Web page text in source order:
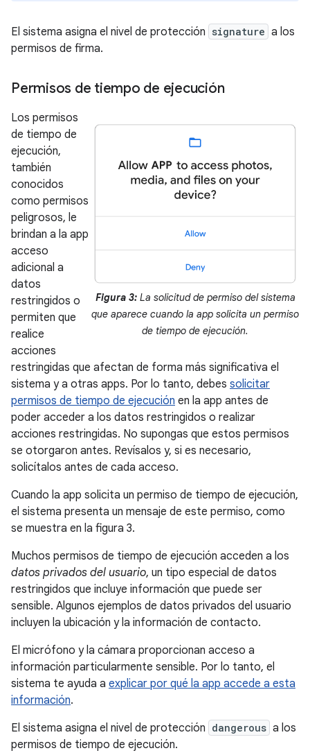
El sistema asigna el nivel de protección signature a los
permisos de firma.
Permisos de tiempo de ejecución
Figura 3:La solicitud de permiso del sistema
que aparece cuando la app solicita un permiso
de tiempo de ejecución.
Los permisos
de tiempo de
ejecución,
también
conocidos
como permisos
peligrosos, le
brindan a la app
acceso
adicional a
datos
restringidos o
permiten que
realice
acciones
restringidas que afectan de forma más significativa el
sistema y a otras apps. Por lo tanto, debes solicitar
permisos de tiempo de ejecución en la app antes de
poder acceder a los datos restringidos o realizar
acciones restringidas. No supongas que estos permisos
se otorgaron antes. Revísalos y, si es necesario,
solicítalos antes de cada acceso.
Cuando la app solicita un permiso de tiempo de ejecución,
el sistema presenta un mensaje de este permiso, como
se muestra en la figura 3.
Muchos permisos de tiempo de ejecución acceden a los
datos privados del usuario, un tipo especial de datos
restringidos que incluye información que puede ser
sensible. Algunos ejemplos de datos privados del usuario
incluyen la ubicación y la información de contacto.
El micrófono y la cámara proporcionan acceso a
información particularmente sensible. Por lo tanto, el
sistema te ayuda a explicar por qué la app accede a esta
información.
El sistema asigna el nivel de protección dangerous a los
permisos de tiempo de ejecución.